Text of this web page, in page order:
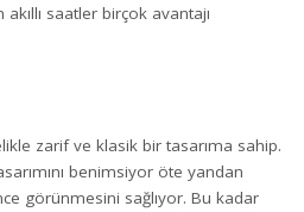
saatler birçok avantajı
zarif ve klasik bir tasarıma sahip.
benimsiyor öte yandan
görünmesini sağlıyor. Bu kadar